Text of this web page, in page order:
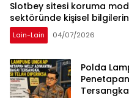
Slotbey sitesi koruma
sektöründe kişisel
Lain-Lain 04/07/2026
Polda